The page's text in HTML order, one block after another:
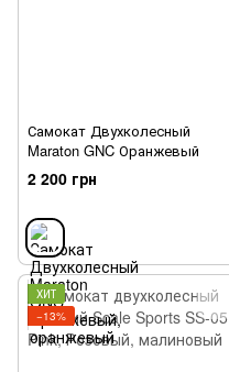
Самокат Двухколесный
Maraton GNC Оранжевый
2 200 грн
ХИТ
−13%